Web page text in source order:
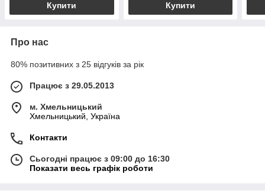
Купити Купити
Про нас
80% позитивних з 25 відгуків за рік
Працює з 29.05.2013
м. Хмельницький
Хмельницький, Україна
Контакти
Сьогодні працює з 09:00 до 16:30
Показати весь графік роботи